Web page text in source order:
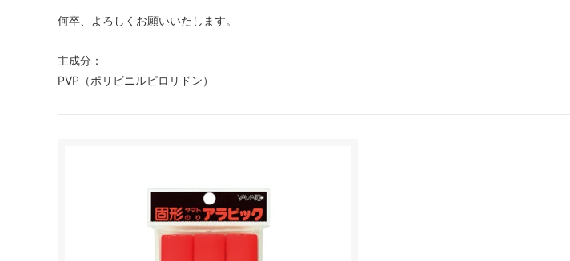
何卒、よろしくお願いいたします。
主成分：
PVP（ポリビニルピロリドン）